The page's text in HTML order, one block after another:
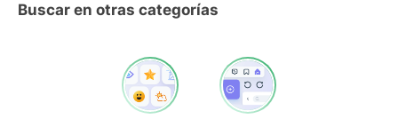
Buscar en otras categorías